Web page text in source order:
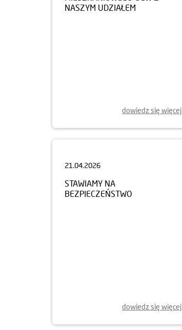
dowiedz się więcej
STAWIAMY NA
BEZPIECZEŃSTWO
dowiedz się więcej